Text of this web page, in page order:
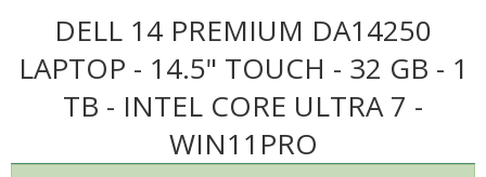
DELL 14 PREMIUM DA14250
LAPTOP - 14.5" TOUCH - 32 GB - 1
TB - INTEL CORE ULTRA 7 -
WIN11PRO